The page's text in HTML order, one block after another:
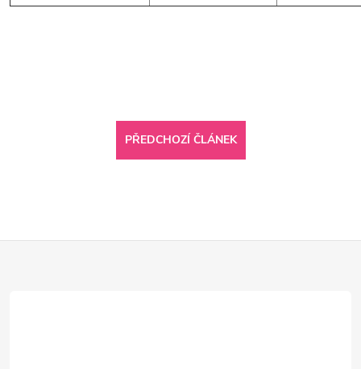
PŘEDCHOZÍ ČLÁNEK